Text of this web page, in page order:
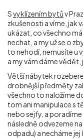
Svyklízením bytův
zkušenosti a víme, jak
ukázat, co všechno
nechat, a my už se o
to nehodí, nemusíte u
a my vám dáme
Větší nábytek
drobnější předměty
všechno to naložíme
tom ani manipulace s
nebo sejfy, a
následně odvezeme
odpadu) a necháme jej